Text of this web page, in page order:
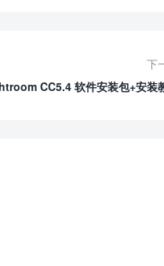
下
CC5.4 软件安装包+安装